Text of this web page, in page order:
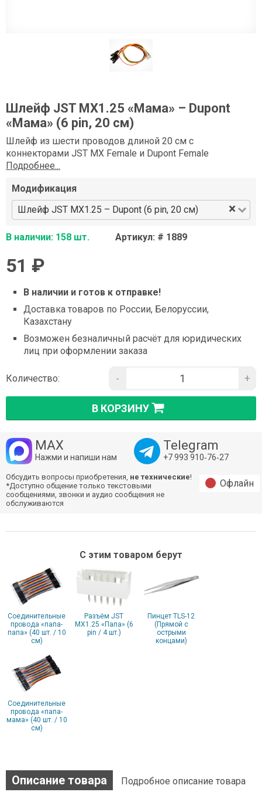
Шлейф JST MX1.25 «Мама» – Dupont
«Мама» (6 pin, 20 см)
Шлейф из шести проводов длиной 20 см с
коннекторами JST MX Female и Dupont Female
Подробнее...
Модификация
Шлейф JST MX1.25 – Dupont (6 pin, 20 см)
×
В наличии: 158 шт. Артикул: # 1889
51 ₽
В наличии и готов к отправке!
Доставка товаров по России, Белоруссии,
Казахстану
Возможен безналичный расчёт для юридических
лиц при оформлении заказа
Количество: - +
В КОРЗИНУ
MAX
Нажми и напиши нам
Telegram
+7 993 910‑76‑27
Обсудить вопросы приобретения, не технические!
*Доступно общение только текстовыми
сообщениями, звонки и аудио сообщения не
обслуживаются
Офлайн
С этим товаром берут
Соединительные
провода «папа-
папа» (40 шт. / 10
см)
Разъём JST
MX1.25 «Папа» (6
pin / 4 шт.)
Пинцет TLS-12
(Прямой с
острыми
концами)
Соединительные
провода «папа-
мама» (40 шт. / 10
см)
Описание товара Подробное описание товара